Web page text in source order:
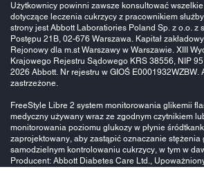
Użytkownicy powinni zawsze konsultować
dotyczące leczenia cukrzycy z pracownikiem
strony jest Abbott Laboratiories Poland Sp. z o.o. z
Postępu 21B, 02-676 Warszawa. Kapitał
Rejonowy dla m.st Warszawy w Warszawie. XIII
Krajowego Rejestru Sądowego KRS 38556, NIP
2026 Abbott. Nr rejestru w GIOŚ E0001932WZBW.
zastrzeżone.
FreeStyle Libre 2 system monitorowania glikemii
medyczny używany wraz ze zgodnym czytnikiem
monitorowania poziomu glukozy w płynie
zaprojektowany, aby zastąpić oznaczanie stężenia
samodzielnym kontrolowaniu cukrzycy, w tym w
Producent: Abbott Diabetes Care Ltd.,